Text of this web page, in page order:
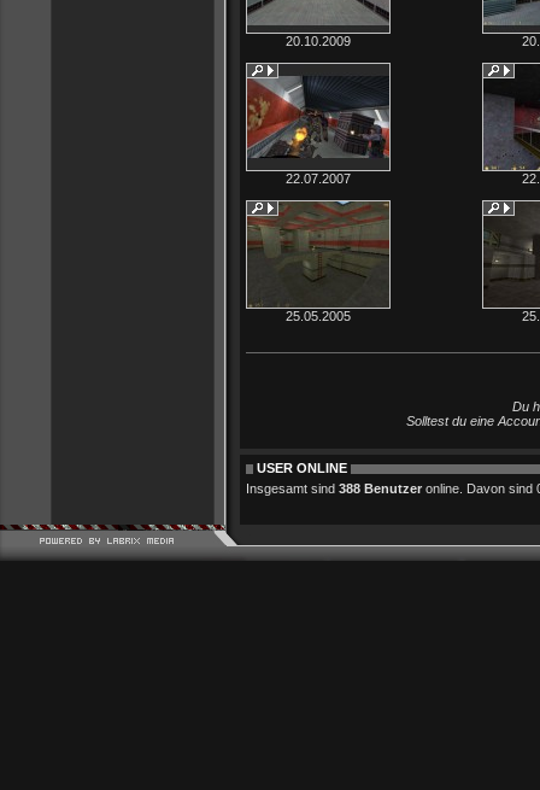
20.10.2009
22.07.2007
25.05.2005
Du
Solltest du eine
USER ONLINE
Insgesamt sind 388 Benutzer online. Davon sind